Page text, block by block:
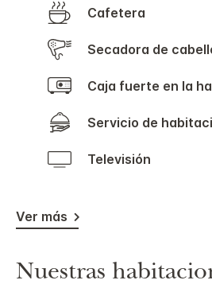
Cafetera
Secadora de
Caja fuerte en la
Servicio de
Televisión
Ver más
Nuestras